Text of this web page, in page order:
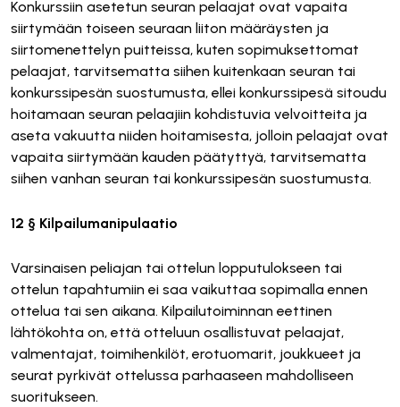
Konkurssiin asetetun seuran pelaajat ovat vapaita
siirtymään toiseen seuraan liiton määräysten ja
siirtomenettelyn puitteissa, kuten sopimuksettomat
pelaajat, tarvitsematta siihen kuitenkaan seuran tai
konkurssipesän suostumusta, ellei konkurssipesä sitoudu
hoitamaan seuran pelaajiin kohdistuvia velvoitteita ja
aseta vakuutta niiden hoitamisesta, jolloin pelaajat ovat
vapaita siirtymään kauden päätyttyä, tarvitsematta
siihen vanhan seuran tai konkurssipesän suostumusta.
12 § Kilpailumanipulaatio
Varsinaisen peliajan tai ottelun lopputulokseen tai
ottelun tapahtumiin ei saa vaikuttaa sopimalla ennen
ottelua tai sen aikana. Kilpailutoiminnan eettinen
lähtökohta on, että otteluun osallistuvat pelaajat,
valmentajat, toimihenkilöt, erotuomarit, joukkueet ja
seurat pyrkivät ottelussa parhaaseen mahdolliseen
suoritukseen.